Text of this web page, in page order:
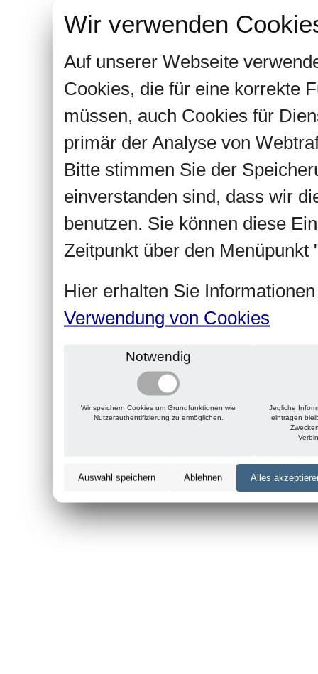
Wir verwenden
Auf unserer Webseite
Cookies, die für eine korrekte
müssen, auch Cookies für
primär der Analyse von
Bitte stimmen Sie der
einverstanden sind, dass wir
benutzen. Sie können diese
Zeitpunkt über den Menüpunkt
Hier erhalten Sie
Verwendung von Cookies
Notwendig
Wir speichern Cookies um Grundfunktionen wie
Nutzerauthentifizierung zu ermöglichen.
Jegliche
eintragen
Auswahl speichern Ablehnen Alles